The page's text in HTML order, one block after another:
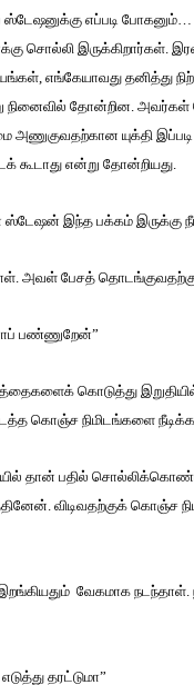
ஸ்டேஷனுக்கு எப்படி
இருக்கிறார்கள்.
எங்கேயாவது தனித்து
நினைவில் தோன்றின.
அணுகுவதற்கான யுக்தி
கூடாது என்று தோன்றியது.
இந்த பக்கம் இருக்கு
அவள் பேசத்
பண்ணுறேன்”
கொடுத்து
கொஞ்ச நிமிடங்களை
தான் பதில்
விடிவதற்குக் கொஞ்ச
வேகமாக
தரட்டுமா”